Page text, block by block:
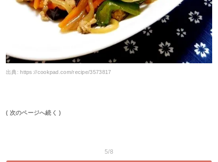
出典: https://cookpad.com/recipe/3573817
( 次のページへ続く )
5/8